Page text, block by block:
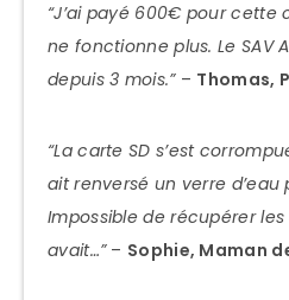
“J’ai payé 600€ pour cette
ne fonctionne plus. Le SAV
depuis 3 mois.”– Thomas,
“La carte SD s’est
ait renversé un verre d’eau
Impossible de récupérer les
avait…”– Sophie, Maman